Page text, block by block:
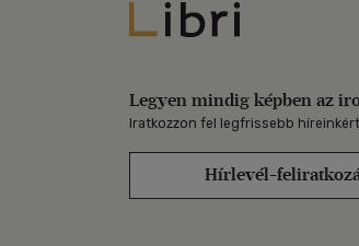
Libri
Legyen mindig képben az
Iratkozzon fel legfrissebb
Hírlevél-